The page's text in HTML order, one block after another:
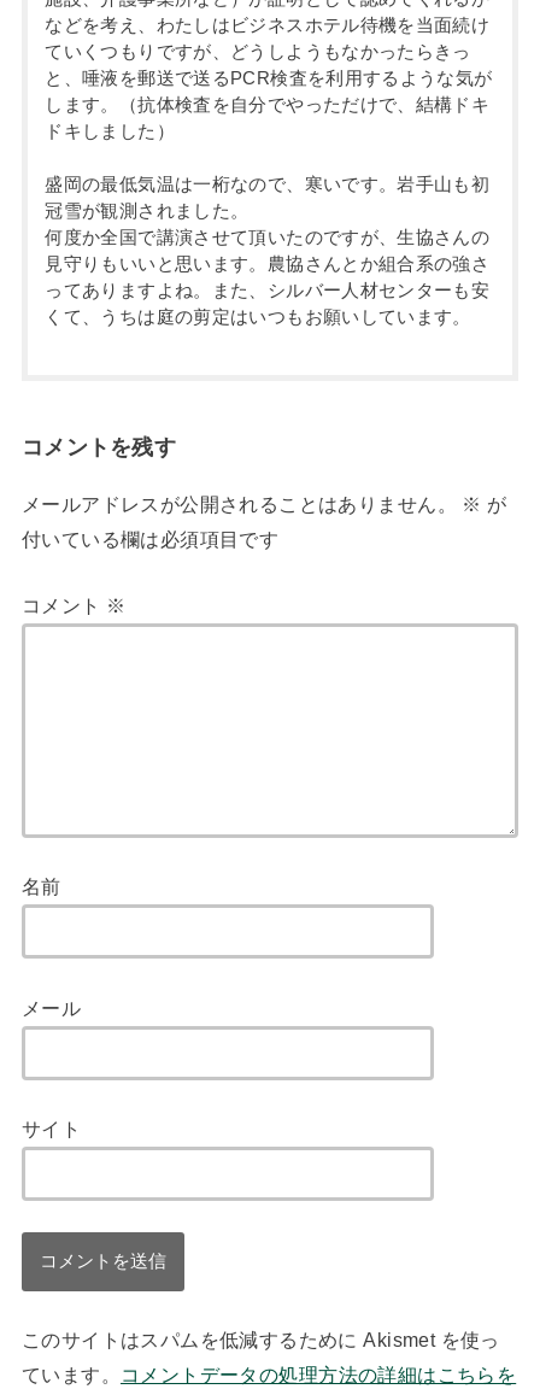
などを考え、わたしはビジネスホテル待機を当面続け
ていくつもりですが、どうしようもなかったらきっ
と、唾液を郵送で送るPCR検査を利用するような気が
します。（抗体検査を自分でやっただけで、結構ドキ
ドキしました）
盛岡の最低気温は一桁なので、寒いです。岩手山も初
冠雪が観測されました。
何度か全国で講演させて頂いたのですが、生協さんの
見守りもいいと思います。農協さんとか組合系の強さ
ってありますよね。また、シルバー人材センターも安
くて、うちは庭の剪定はいつもお願いしています。
コメントを残す
メールアドレスが公開されることはありません。 ※ が
付いている欄は必須項目です
コメント ※
名前
メール
サイト
このサイトはスパムを低減するために Akismet を使っ
ています。
コメントデータの処理方法の詳細はこちらを